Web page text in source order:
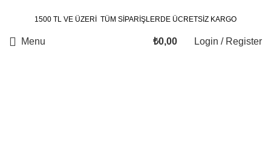
1500 TL VE ÜZERİ TÜM SİPARİŞLERDE ÜCRETSİZ KARGO
Menu ₺0,00 Login / Register